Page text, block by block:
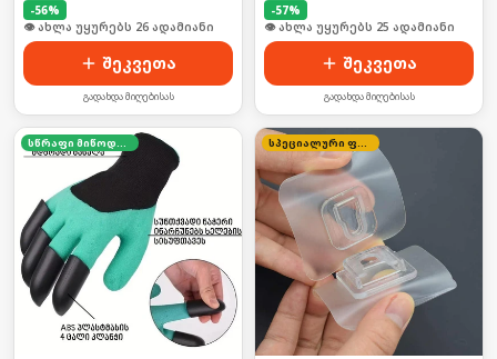
-56%
🛒 ბოლო 24სთ-ში იყიდა 40-მა
შეკვეთა
გადახდა მიღებისას
-57%
🛒 ბოლო 24სთ-ში იყიდა 34-მა
შეკვეთა
გადახდა მიღებისას
სწრაფი მიწოდება სპეციალური ფასი